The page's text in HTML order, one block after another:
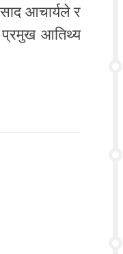
आचार्यले र
प्रमुख आतिथ्य